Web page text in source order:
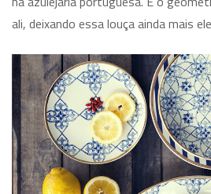
ali, deixando essa louça ainda mais